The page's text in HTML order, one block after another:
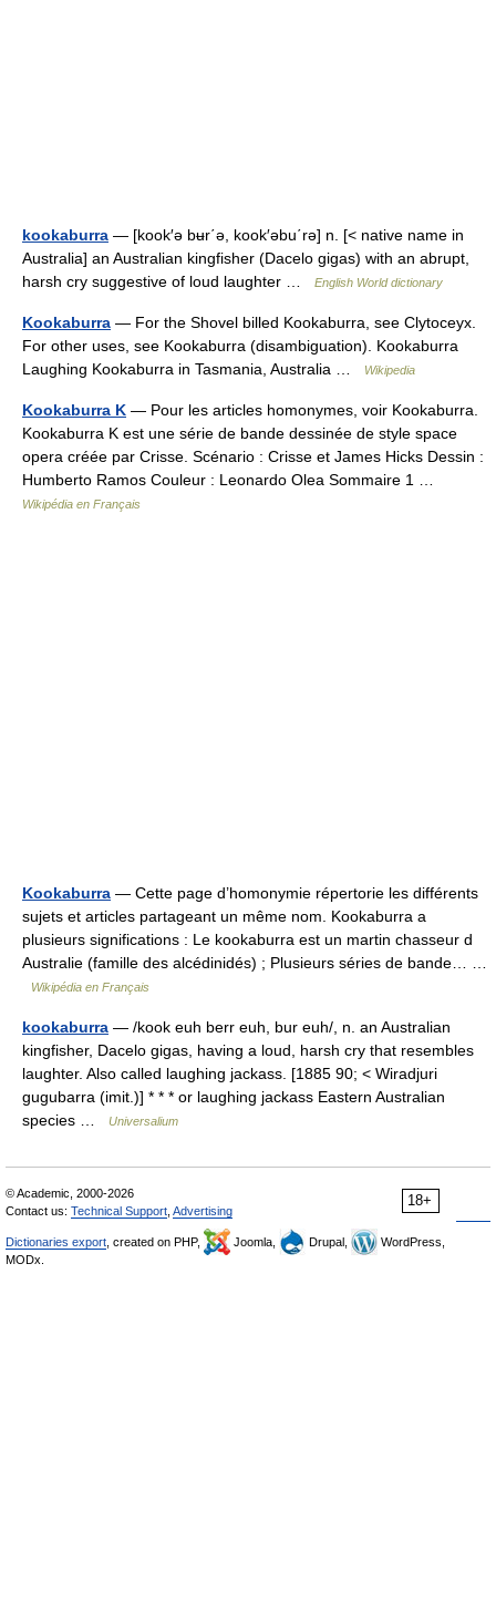
kookaburra — [kook′ə bʉr΄ə, kook′əbu΄rə] n. [< native name in
Australia] an Australian kingfisher (Dacelo gigas) with an abrupt,
harsh cry suggestive of loud laughter …
English World dictionary
Kookaburra — For the Shovel billed Kookaburra, see Clytoceyx.
For other uses, see Kookaburra (disambiguation). Kookaburra
Laughing Kookaburra in Tasmania, Australia …
Wikipedia
Kookaburra K — Pour les articles homonymes, voir Kookaburra.
Kookaburra K est une série de bande dessinée de style space
opera créée par Crisse. Scénario : Crisse et James Hicks Dessin :
Humberto Ramos Couleur : Leonardo Olea Sommaire 1 …
Wikipédia en Français
Kookaburra — Cette page d’homonymie répertorie les différents
sujets et articles partageant un même nom. Kookaburra a
plusieurs significations : Le kookaburra est un martin chasseur d
Australie (famille des alcédinidés) ; Plusieurs séries de bande… …
Wikipédia en Français
kookaburra — /kook euh berr euh, bur euh/, n. an Australian
kingfisher, Dacelo gigas, having a loud, harsh cry that resembles
laughter. Also called laughing jackass. [1885 90; < Wiradjuri
gugubarra (imit.)] * * * or laughing jackass Eastern Australian
species …
Universalium
18+
© Academic, 2000-2026
Contact us: Technical Support Advertising
Dictionaries export , created on PHP, Joomla, Drupal,
WordPress,
MODx.